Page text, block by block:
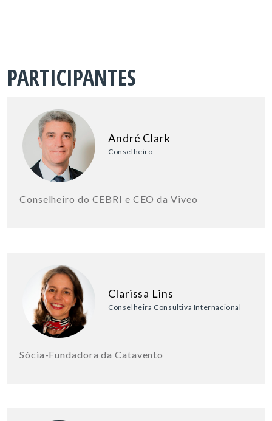
PARTICIPANTES
André Clark
Conselheiro
Conselheiro do CEBRI e CEO da Viveo
Clarissa Lins
Conselheira Consultiva Internacional
Sócia-Fundadora da Catavento